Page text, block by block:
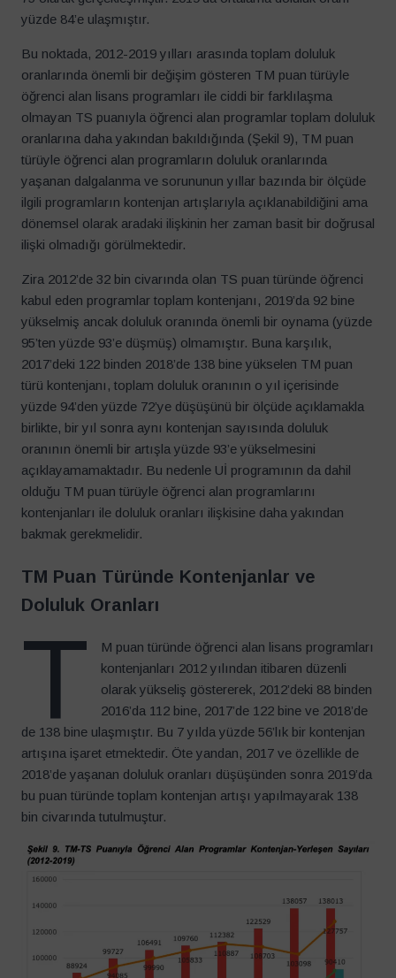
yüzde 84’e ulaşmıştır.
Bu noktada, 2012-2019 yılları arasında toplam doluluk
oranlarında önemli bir değişim gösteren TM puan türüyle
öğrenci alan lisans programları ile ciddi bir farklılaşma
olmayan TS puanıyla öğrenci alan programlar toplam doluluk
oranlarına daha yakından bakıldığında (Şekil 9), TM puan
türüyle öğrenci alan programların doluluk oranlarında
yaşanan dalgalanma ve sorununun yıllar bazında bir ölçüde
ilgili programların kontenjan artışlarıyla açıklanabildiğini ama
dönemsel olarak aradaki ilişkinin her zaman basit bir doğrusal
ilişki olmadığı görülmektedir.
Zira 2012’de 32 bin civarında olan TS puan türünde öğrenci
kabul eden programlar toplam kontenjanı, 2019’da 92 bine
yükselmiş ancak doluluk oranında önemli bir oynama (yüzde
95’ten yüzde 93’e düşmüş) olmamıştır. Buna karşılık,
2017’deki 122 binden 2018’de 138 bine yükselen TM puan
türü kontenjanı, toplam doluluk oranının o yıl içerisinde
yüzde 94’den yüzde 72’ye düşüşünü bir ölçüde açıklamakla
birlikte, bir yıl sonra aynı kontenjan sayısında doluluk
oranının önemli bir artışla yüzde 93’e yükselmesini
açıklayamamaktadır. Bu nedenle Uİ programının da dahil
olduğu TM puan türüyle öğrenci alan programlarını
kontenjanları ile doluluk oranları ilişkisine daha yakından
bakmak gerekmelidir.
TM Puan Türünde Kontenjanlar ve
Doluluk Oranları
T
M puan türünde öğrenci alan lisans programları
kontenjanları 2012 yılından itibaren düzenli
olarak yükseliş göstererek, 2012’deki 88 binden
2016’da 112 bine, 2017’de 122 bine ve 2018’de
de 138 bine ulaşmıştır. Bu 7 yılda yüzde 56’lık bir kontenjan
artışına işaret etmektedir. Öte yandan, 2017 ve özellikle de
2018’de yaşanan doluluk oranları düşüşünden sonra 2019’da
bu puan türünde toplam kontenjan artışı yapılmayarak 138
bin civarında tutulmuştur.